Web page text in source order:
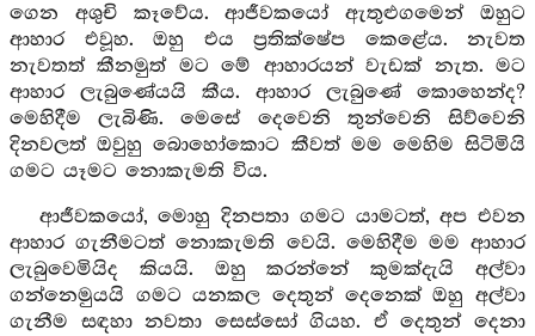
ගෙන අශුචි කෑවේය. ආජීවකයෝ ඇතුළුගමෙන් ඔහුට
ආහාර එවූහ. ඔහු එය ප්‍රතික්ෂේප කෙළේය. නැවත
නැවතත් කීනමුත් මට මේ ආහාරයන් වැඩක් නැත. මට
ආහාර ලැබුණේයයි කීය. ආහාර ලැබුණේ කොහෙන්ද?
මෙහිදීම ලැබිණි. මෙසේ දෙවෙනි තුන්වෙනි සිව්වෙනි
දිනවලත් ඔවුහු බොහෝකොට කීවත් මම මෙහිම සිටිමියි
ගමට යෑමට නොකැමති විය.
ආජීවකයෝ, මොහු දිනපතා ගමට යාමටත්, අප එවන
ආහාර ගැනීමටත් නොකැමති වෙයි. මෙහිදීම මම ආහාර
ලැබුවෙමියිද කියයි. ඔහු කරන්නේ කුමක්දැයි අල්වා
ගන්නෙමුයයි ගමට යනකල දෙතුන් දෙනෙක් ඔහු අල්වා
ගැනීම සඳහා නවතා සෙස්සෝ ගියහ. ඒ දෙතුන් දෙනා